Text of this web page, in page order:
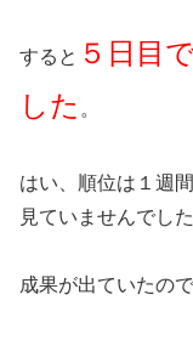
すると ５日目
した 。
はい、順位は１週
見ていませんでした
成果が出ていたの